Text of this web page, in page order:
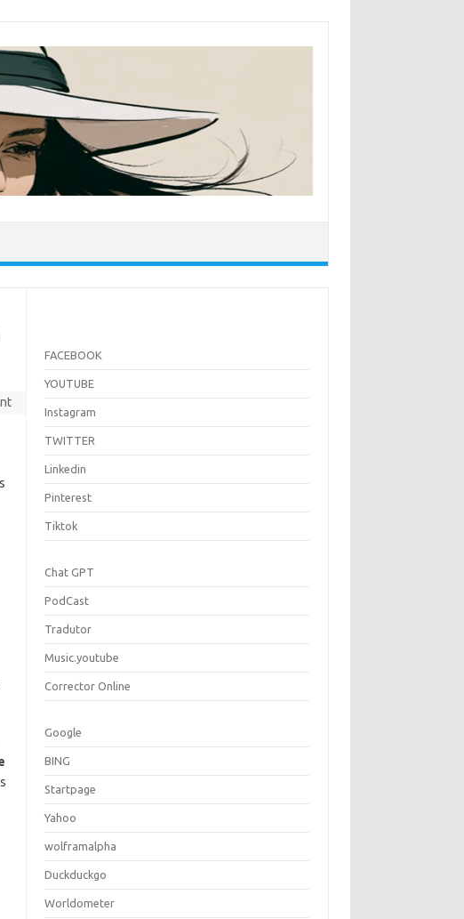
FACEBOOK
YOUTUBE
Instagram
TWITTER
Linkedin
Pinterest
Tiktok
Chat GPT
PodCast
Tradutor
Music.youtube
Corrector Online
Google
BING
Startpage
Yahoo
wolframalpha
Duckduckgo
Worldometer